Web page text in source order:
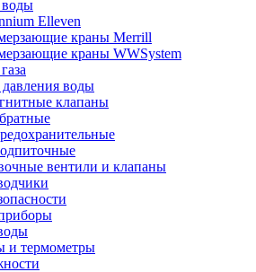
Elleven
краны Merrill
краны WWSystem
воды
клапаны
вентили и клапаны
и термометры